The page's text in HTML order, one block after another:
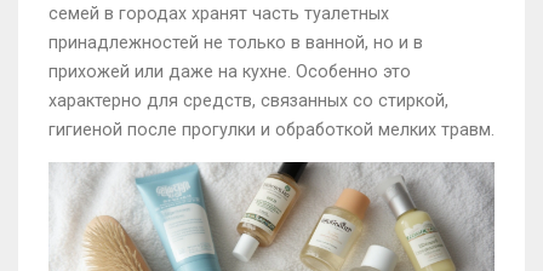
семей в городах хранят часть туалетных
принадлежностей не только в ванной, но и в
прихожей или даже на кухне. Особенно это
характерно для средств, связанных со стиркой,
гигиеной после прогулки и обработкой мелких травм.